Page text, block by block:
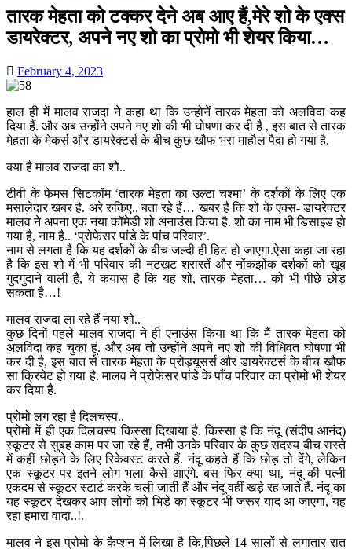
तारक मेहता को टक्कर देने अब आए हैं,मेरे शो के एक्स
डायरेक्टर, अपने नए शो का प्रोमो भी शेयर किया…
February 4, 2023
हाल ही में मालव राजदा ने कहा था कि उन्होनें तारक मेहता को अलविदा कह
दिया हैं. और अब उन्होंने अपने नए शो की भी घोषणा कर दी है , इस बात से तारक
मेहता के मेकर्स और डायरेक्टर्स के बीच कुछ खौफ भरा माहौल पैदा हो गया है.
क्या है मालव राजदा का शो..
टीवी के फेमस सिटकॉम ‘तारक मेहता का उल्टा चश्मा’ के दर्शकों के लिए एक
मसालेदार खबर है. अरे रुकिए.. बता रहे हैं… खबर है कि शो के एक्स- डायरेक्टर
मालव ने अपना एक नया कॉमेडी शो अनाउंस किया है. शो का नाम भी डिसाइड हो
गया है, नाम है.. ‘प्रोफेसर पांडे के पांच परिवार’.
नाम से लगता है कि यह दर्शकों के बीच जल्दी ही हिट हो जाएगा.ऐसा कहा जा रहा
है कि इस शो में भी परिवार की नटखट शरारतें और नोंकझोंक दर्शकों को खूब
गुदगुदाने वाली हैं, ये कयास है कि यह शो, तारक मेहता… को भी पीछे छोड़
सकता है…!
मालव राजदा ला रहे हैं नया शो..
कुछ दिनों पहले मालव राजदा ने ही एनाउंस किया था कि मैं तारक मेहता को
अलविदा कह चुका हूं. और अब तो उन्होंने अपने नए शो की विधिवत घोषणा भी
कर दी है, इस बात से तारक मेहता के प्रोड्यूसर्स और डायरेक्टर्स के बीच खौफ
सा क्रियेट हो गया है. मालव ने प्रोफेसर पांडे के पाँच परिवार का प्रोमो भी शेयर
कर दिया है.
प्रोमो लग रहा है दिलचस्प..
प्रोमो में ही एक दिलचस्प किस्सा दिखाया है. किस्सा है कि नंदू (संदीप आनंद)
स्कूटर से सुबह काम पर जा रहे हैं, तभी उनके परिवार के कुछ सदस्य बीच रास्ते
में कहीं छोड़ने के लिए रिकेवस्ट करते हैं. नंदू कहते हैं कि छोड़ तो देंगे, लेकिन
एक स्कूटर पर इतने लोग भला कैसे आएंगे. बस फिर क्या था, नंदू की पत्नी
एकदम से स्कूटर स्टार्ट करके चली जाती हैं और नंदू वहीं खड़े रह जाते हैं. नंदू का
यह स्कूटर देखकर आप लोगों को भिड़े का स्कूटर भी जरूर याद आ जाएगा, यह
रहा हमारा वादा..!.
मालव ने इस प्रोमो के कैप्शन में लिखा है कि,पिछले 14 सालों से लगातार रात